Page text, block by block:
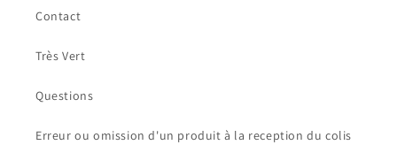
Contact
Très Vert
Questions
Erreur ou omission d'un produit à la reception du colis